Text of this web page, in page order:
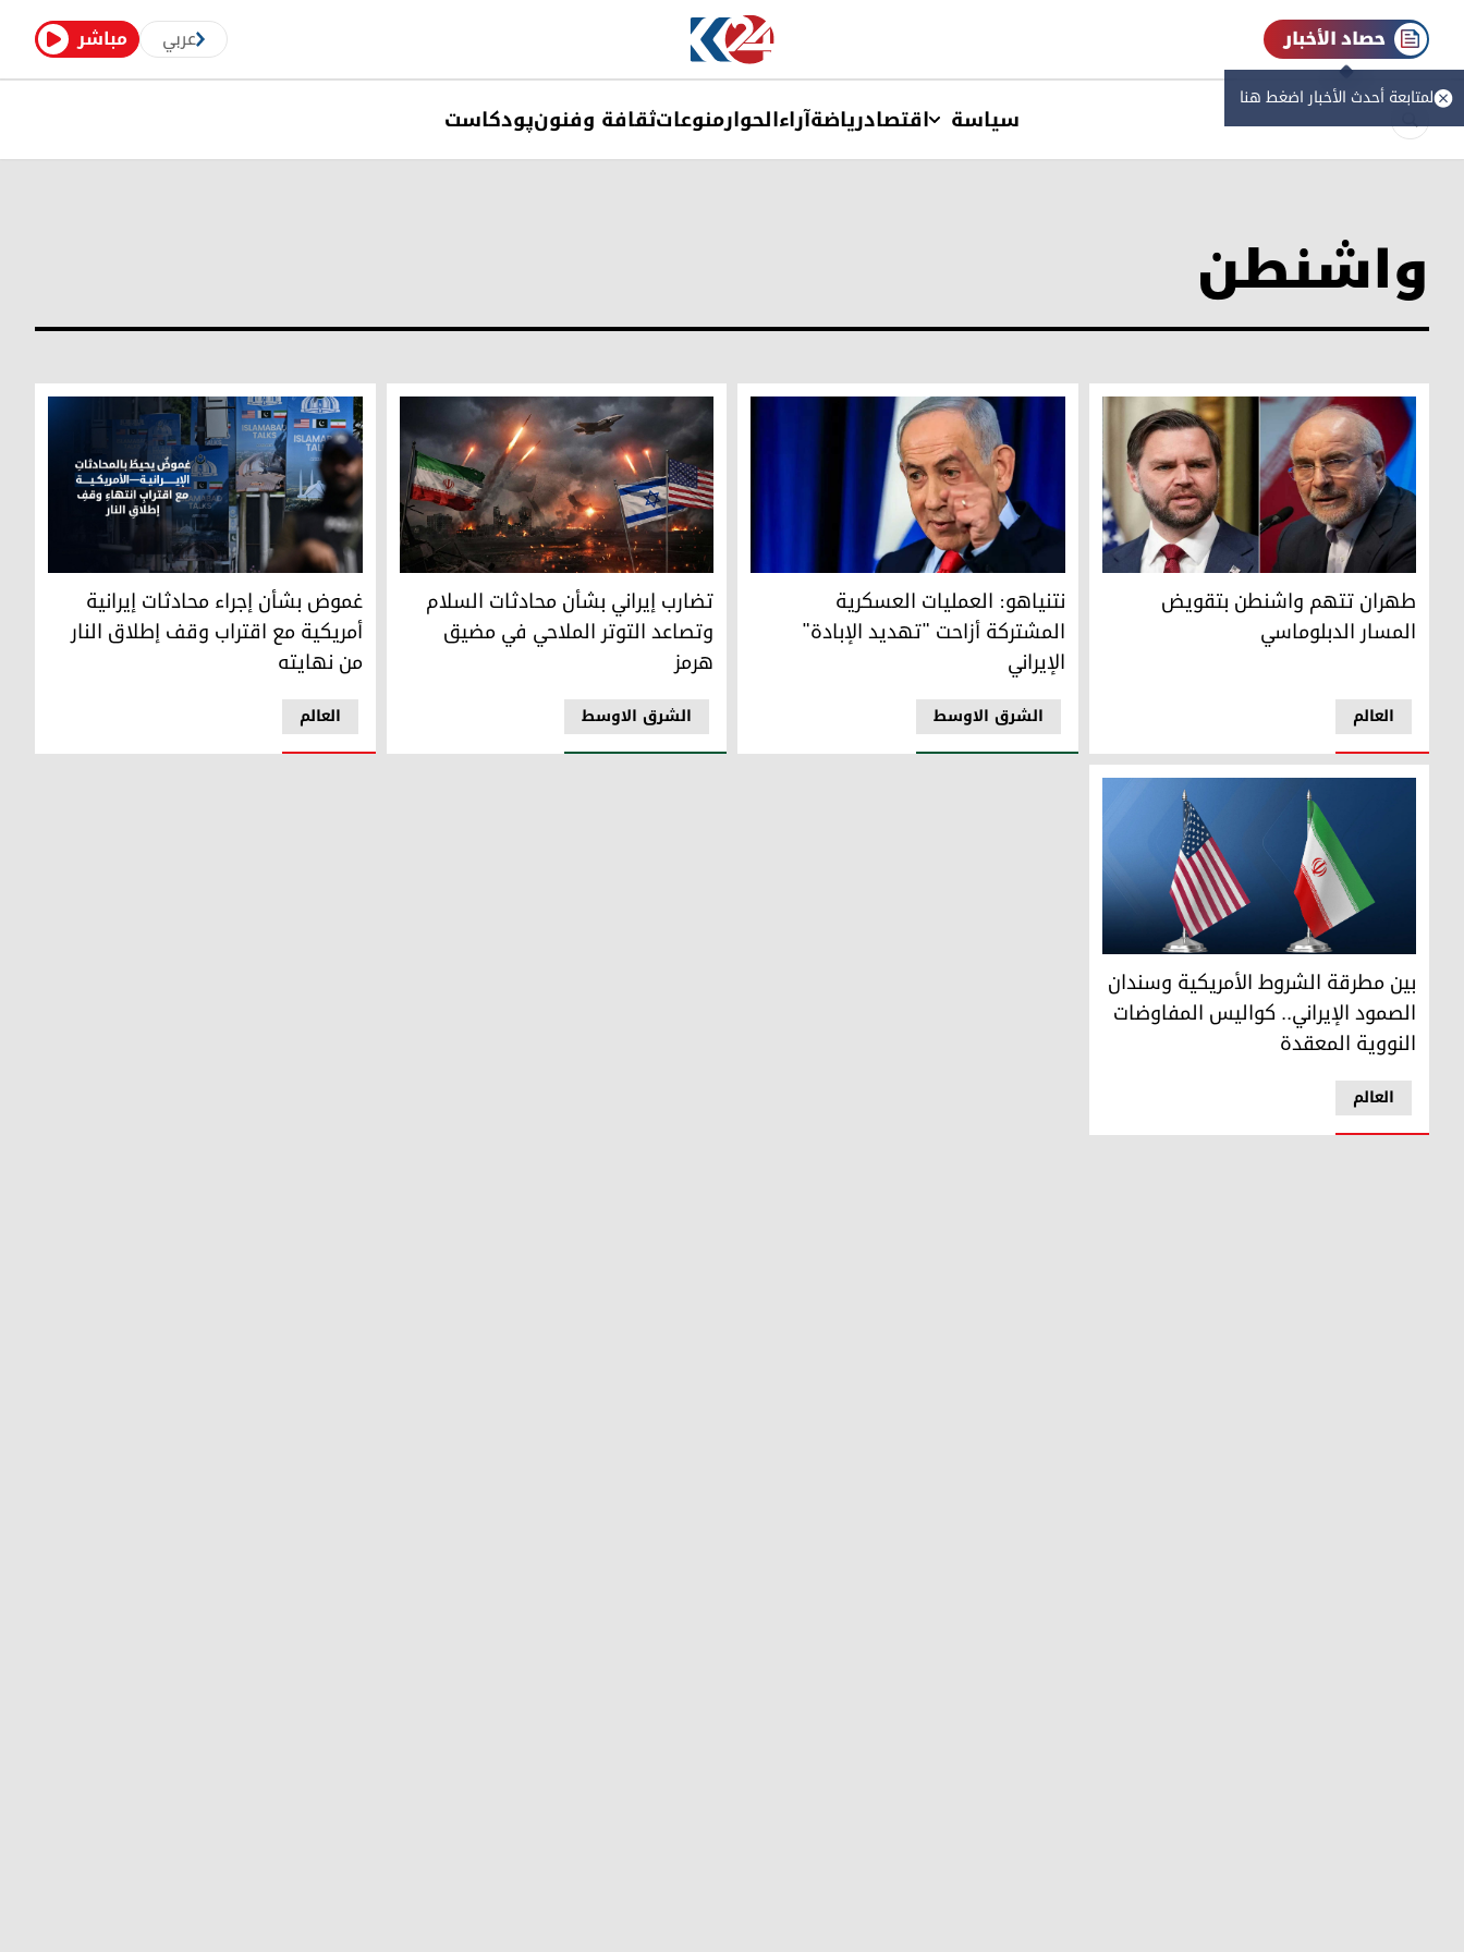
مباشر عربي حصاد الأخبار
لمتابعة أحدث الأخبار اضغط هنا
سیاسة اقتصادریاضةآراءالحوارمنوعاتثقافة وفنونپودکاست
واشنطن
طهران تتهم واشنطن بتقويض المسار الدبلوماسي
العالم
طهران تتهم واشنطن بتقويض
المسار الدبلوماسي
نتنياهو: العمليات العسكرية المشتركة أزاحت "تهديد الإبادة" الإيراني
الشرق الاوسط
نتنياهو: العمليات العسكرية
المشتركة أزاحت "تهديد الإبادة"
الإيراني
تضارب إيراني بشأن محادثات السلام وتصاعد التوتر الملاحي في مضيق هرمز
الشرق الاوسط
تضارب إيراني بشأن محادثات السلام
وتصاعد التوتر الملاحي في مضيق
هرمز
غموض بشأن إجراء محادثات إيرانية أمريكية مع
العالم
غموض بشأن إجراء محادثات إيرانية
أمريكية مع اقتراب وقف إطلاق النار
من نهايته
بين مطرقة الشروط الأمريكية وسندان الصمود الإيراني.. كواليس المفاوضات النووية المعقدة
العالم
بين مطرقة الشروط الأمريكية وسندان
الصمود الإيراني.. كواليس المفاوضات
النووية المعقدة